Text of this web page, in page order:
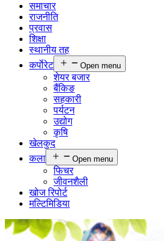
समाचार
राजनीति
प्रवास
शिक्षा
स्थानीय तह
कर्पाेरेट
Open menu
शेयर बजार
बैंकिङ
सहकारी
पर्यटन
उद्योग
कृषि
खेलकुद
कला
Open menu
फिचर
जीवनशैली
खोज रिपोर्ट
मल्टिमिडिया